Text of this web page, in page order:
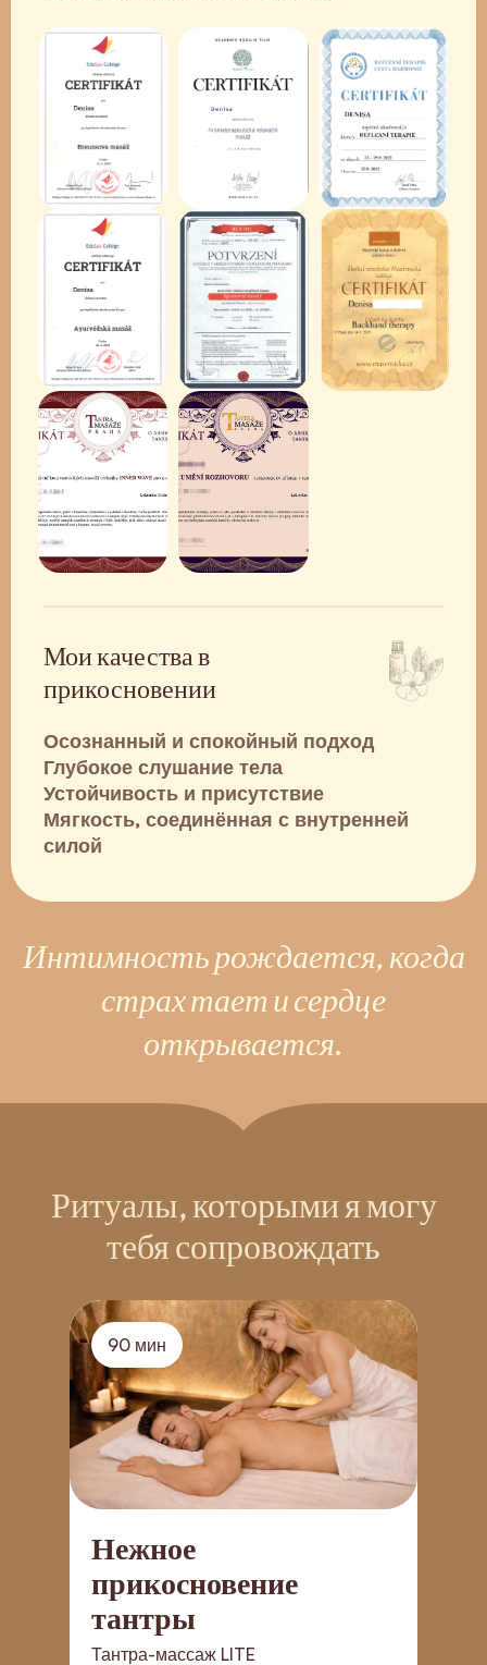
Мои качества в
прикосновении
Осознанный и спокойный подход
Глубокое слушание тела
Устойчивость и присутствие
Мягкость, соединённая с внутренней
силой
Интимность рождается, когда
страх тает и сердце
открывается.
Ритуалы, которыми я могу
тебя сопровождать
90 мин
Нежное
прикосновение
тантры
Тантра-массаж LITE